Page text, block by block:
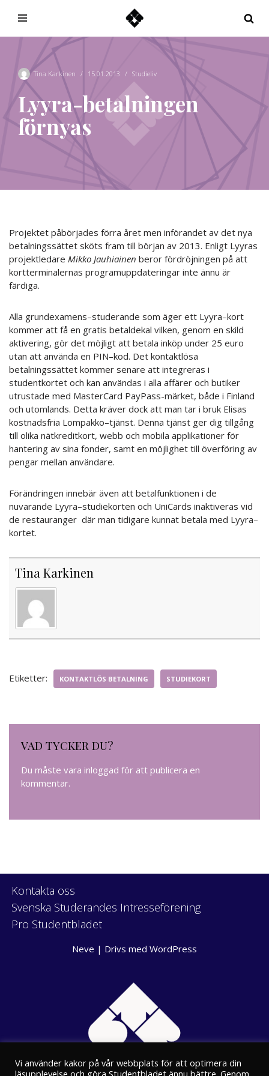
Tina Karkinen 15.01.2013 Studieliv
Lyyra-betalningen
förnyas
Projektet påbörjades förra året men införandet av det nya
betalningssättet sköts fram till början av 2013. Enligt Lyyras
projektledare Mikko Jauhiainen beror fördröjningen på att
kortterminalernas programuppdateringar inte ännu är
färdiga.
Alla grundexamens–studerande som äger ett Lyyra–kort
kommer att få en gratis betaldekal vilken, genom en skild
aktivering, gör det möjligt att betala inköp under 25 euro
utan att använda en PIN–kod. Det kontaktlösa
betalningssättet kommer senare att integreras i
studentkortet och kan användas i alla affärer och butiker
utrustade med MasterCard PayPass-märket, både i Finland
och utomlands. Detta kräver dock att man tar i bruk Elisas
kostnadsfria Lompakko–tjänst. Denna tjänst ger dig tillgång
till olika nätkreditkort, webb och mobila applikationer för
hantering av sina fonder, samt en möjlighet till överföring av
pengar mellan användare.
Förändringen innebär även att betalfunktionen i de
nuvarande Lyyra–studiekorten och UniCards inaktiveras vid
de restauranger där man tidigare kunnat betala med Lyyra–
kortet.
Tina Karkinen
Etiketter: KONTAKTLÖS BETALNING STUDIEKORT
VAD TYCKER DU?
Du måste vara inloggad för att publicera en
kommentar.
Kontakta oss
Svenska Studerandes Intresseförening
Pro Studentbladet
Neve | Drivs med WordPress
Vi använder kakor på vår webbplats för att optimera din
läsupplevelse och göra Studentbladet ännu bättre. Genom